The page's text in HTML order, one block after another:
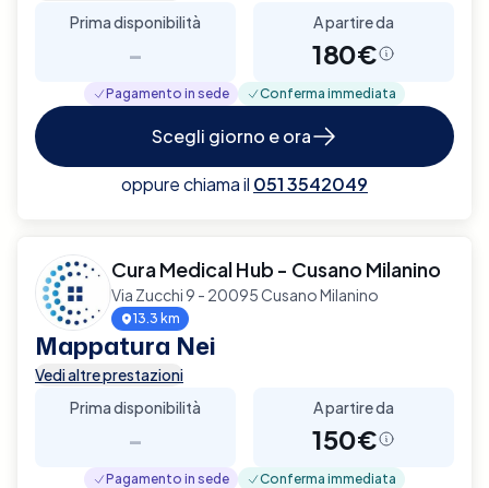
Prima disponibilità
-
A partire da
180€
Pagamento in sede Conferma immediata
Scegli giorno e ora
oppure chiama il 051 3542049
Cura Medical Hub - Cusano Milanino
Via Zucchi 9 - 20095 Cusano Milanino
13.3 km
Mappatura Nei
Vedi altre prestazioni
Prima disponibilità
-
A partire da
150€
Pagamento in sede Conferma immediata